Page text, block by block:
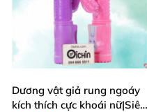
Dương vật giả rung ngoáy
kích thích cực khoái nữ|Siêu